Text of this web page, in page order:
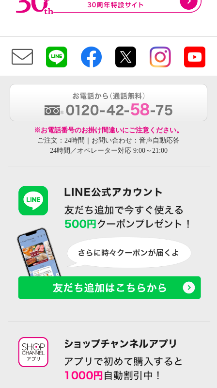
※お電話番号のお掛け間違いにご注意ください。
ご注文：24時間｜お問い合わせ：音声自動応答
24時間／オペレーター対応 9:00～21:00